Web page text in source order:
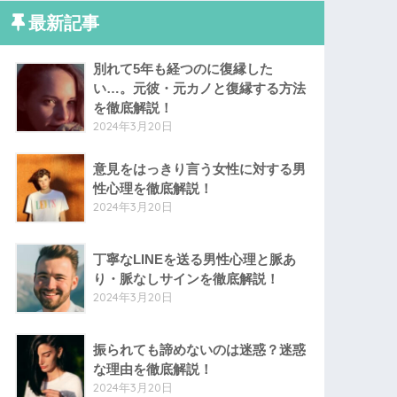
最新記事
別れて5年も経つのに復縁した
い…。元彼・元カノと復縁する方法
を徹底解説！
2024年3月20日
意見をはっきり言う女性に対する男
性心理を徹底解説！
2024年3月20日
丁寧なLINEを送る男性心理と脈あ
り・脈なしサインを徹底解説！
2024年3月20日
振られても諦めないのは迷惑？迷惑
な理由を徹底解説！
2024年3月20日